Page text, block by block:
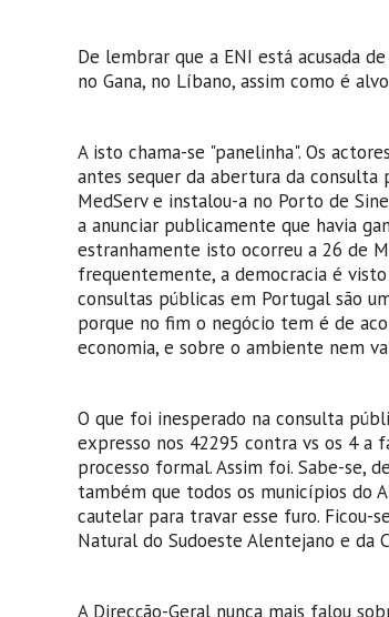
De lembrar que a ENI está acusada
no Gana, no Líbano, assim como é
A isto chama-se "panelinha". Os
antes sequer da abertura da consulta
MedServ e instalou-a no Porto de
a anunciar publicamente que havia
estranhamente isto ocorreu a 26 de
frequentemente, a democracia é
consultas públicas em Portugal são
porque no fim o negócio tem é de
economia, e sobre o ambiente nem
O que foi inesperado na consulta
expresso nos 42295 contra vs os 4 a
processo formal. Assim foi. Sabe-se,
também que todos os municípios do
cautelar para travar esse furo. Ficou-
Natural do Sudoeste Alentejano e da
A Direcção-Geral nunca mais falou